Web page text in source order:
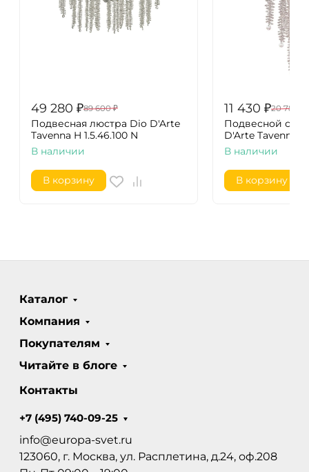
49 280 ₽89 600 ₽
Подвесная люстра Dio D'Arte
Tavenna H 1.5.46.100 N
В наличии
В корзину
11 430 ₽20 780
Подвесной
D'Arte Tavenna H
В наличии
В корзину
Каталог
Компания
Покупателям
Читайте в блоге
Контакты
+7 (495) 740-09-25
info@europa-svet.ru
123060, г. Москва, ул. Расплетина, д.24, оф.208